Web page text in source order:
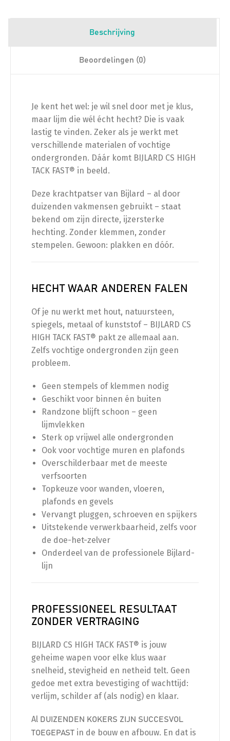
Beschrijving
Beoordelingen (0)
Je kent het wel: je wil snel door met je klus,
maar lijm die wél écht hecht? Die is vaak
lastig te vinden. Zeker als je werkt met
verschillende materialen of vochtige
ondergronden. Dáár komt BIJLARD CS HIGH
TACK FAST® in beeld.
Deze krachtpatser van Bijlard – al door
duizenden vakmensen gebruikt – staat
bekend om zijn directe, ijzersterke
hechting. Zonder klemmen, zonder
stempelen. Gewoon: plakken en dóór.
HECHT WAAR ANDEREN FALEN
Of je nu werkt met hout, natuursteen,
spiegels, metaal of kunststof – BIJLARD CS
HIGH TACK FAST® pakt ze allemaal aan.
Zelfs vochtige ondergronden zijn geen
probleem.
Geen stempels of klemmen nodig
Geschikt voor binnen én buiten
Randzone blijft schoon – geen
lijmvlekken
Sterk op vrijwel alle ondergronden
Ook voor vochtige muren en plafonds
Overschilderbaar met de meeste
verfsoorten
Topkeuze voor wanden, vloeren,
plafonds en gevels
Vervangt pluggen, schroeven en spijkers
Uitstekende verwerkbaarheid, zelfs voor
de doe-het-zelver
Onderdeel van de professionele Bijlard-
lijn
PROFESSIONEEL RESULTAAT
ZONDER VERTRAGING
BIJLARD CS HIGH TACK FAST® is jouw
geheime wapen voor elke klus waar
snelheid, stevigheid en netheid telt. Geen
gedoe met extra bevestiging of wachttijd:
verlijm, schilder af (als nodig) en klaar.
Al DUIZENDEN KOKERS ZIJN SUCCESVOL
TOEGEPAST in de bouw en afbouw. En dat is